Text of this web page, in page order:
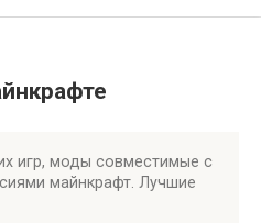
игр, моды совместимые с
майнкрафт. Лучшие